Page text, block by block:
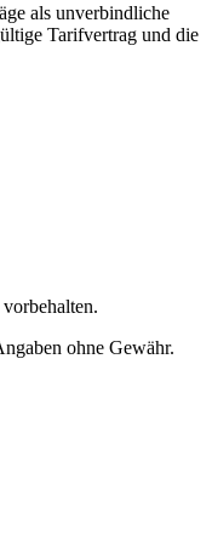
als unverbindliche
Tarifvertrag und die
ohne Gewähr.